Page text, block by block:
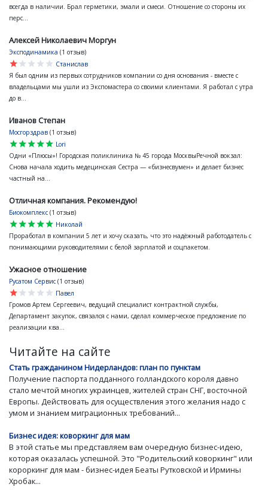
всегда в наличии. Брал герметики, эмали и смеси. Отношение со стороны их
перс...
Алексей Николаевич Моргун
Эксподинамика (1 отзыв)
star
star
star
star
star
Станислав
Я был одним из первых сотрудников компании со дня основания - вместе с
владельцами мы ушли из Экспомастера со своими клиентами. Я работал с утра
до в...
Иванов Степан
Мосгорздрав (1 отзыв)
star
star
star
star
star
Lori
Одни «Плюсы»! Городская поликлиника № 45 города МосквыРечной вокзал:
Снова начала ходить медецинская Сестра — «бизнесвумен» и делает бизнес
частный на...
Отличная компания. Рекомендую!
Биокомплекс (1 отзыв)
star
star
star
star
star
Николай
Проработал в компании 5 лет и хочу сказать, что это надёжный работодатель с
понимающими руководителями с белой зарплатой и соцпакетом.
Ужасное отношение
Русатом Сервис (1 отзыв)
star
star
star
star
star
Павел
Громов Артем Сергеевич, ведущий специалист контрактной службы,
Департамент закупок, связался с нами, сделал коммерческое предложение по
реализации ква...
Читайте на сайте
Стать гражданином Нидерландов: план по пунктам
Получение паспорта подданного голландского короля давно
стало мечтой многих украинцев, жителей стран СНГ, восточной
Европы. Действовать для осуществления этого желания надо с
умом и знанием миграционных требований...
Бизнес идея: коворкинг для мам
В этой статье мы представляем вам очередную бизнес-идею,
которая оказалась успешной. Это "Родительский коворкинг" или
короркинг для мам - бизнес-идея Беаты Рутковской и Ирмины
Хробак...